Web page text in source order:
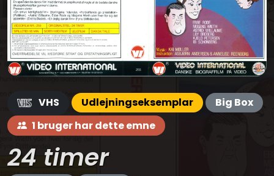
VHS Udlejningseksemplar
Big Box
1 bruger har dette emne
24 timer